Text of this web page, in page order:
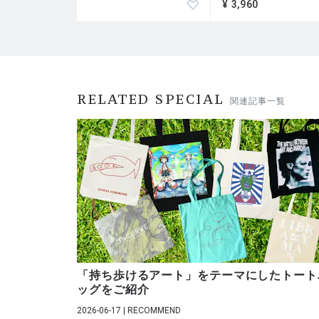
¥ 3,960
RELATED SPECIAL 関連記事一覧
「持ち歩けるアート」をテーマにしたトー
ッグをご紹介
2026-06-17 | RECOMMEND